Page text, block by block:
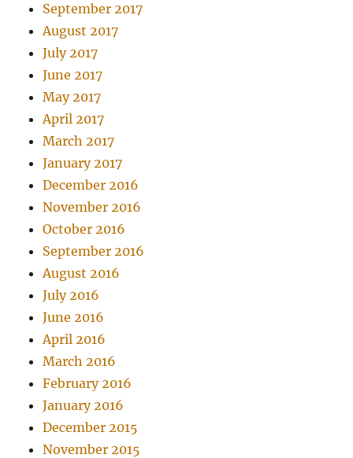
September 2017
August 2017
July 2017
June 2017
May 2017
April 2017
March 2017
January 2017
December 2016
November 2016
October 2016
September 2016
August 2016
July 2016
June 2016
April 2016
March 2016
February 2016
January 2016
December 2015
November 2015